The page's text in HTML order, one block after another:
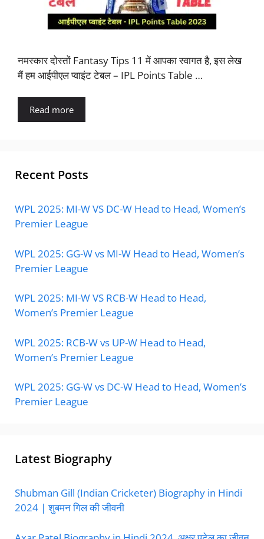
नमस्कार दोस्तों Fantasy Tips 11 में आपका स्वागत है, इस लेख
मैं हम आईपीएल प्वाइंट टेबल – IPL Points Table …
Read more
Recent Posts
WPL 2025: MI-W VS DC-W Head to Head, Women’s
Premier League
WPL 2025: GG-W vs MI-W Head to Head, Women’s
Premier League
WPL 2025: MI-W VS RCB-W Head to Head,
Women’s Premier League
WPL 2025: RCB-W vs UP-W Head to Head,
Women’s Premier League
WPL 2025: GG-W vs DC-W Head to Head, Women’s
Premier League
Latest Biography
Shubman Gill (Indian Cricketer) Biography in Hindi
2024 | शुबमन गिल की जीवनी